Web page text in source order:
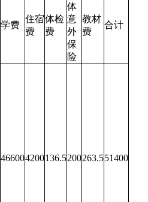
学费
住宿
费
体检
费
体
意
外
保
险
教材
费
合计
466004200136.5200263.551400